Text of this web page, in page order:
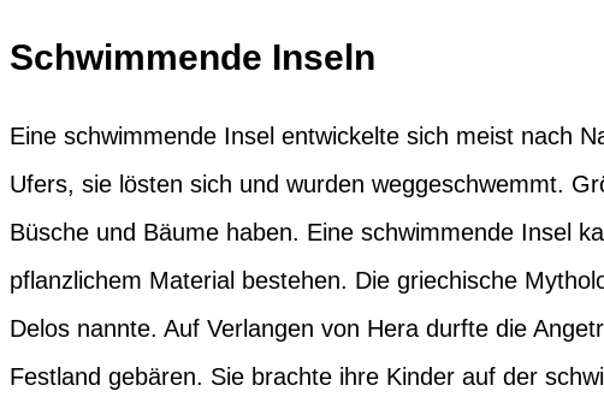
Schwimmende Inseln
Eine schwimmende Insel entwickelte sich meist nach
Ufers, sie lösten sich und wurden weggeschwemmt.
Büsche und Bäume haben. Eine schwimmende Insel
pflanzlichem Material bestehen. Die griechische
Delos nannte. Auf Verlangen von Hera durfte die
Festland gebären. Sie brachte ihre Kinder auf der